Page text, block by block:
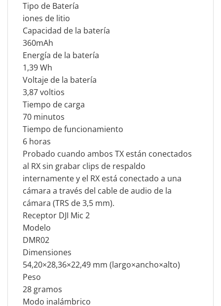
Tipo de Batería
iones de litio
Capacidad de la batería
360mAh
Energía de la batería
1,39 Wh
Voltaje de la batería
3,87 voltios
Tiempo de carga
70 minutos
Tiempo de funcionamiento
6 horas
Probado cuando ambos TX están conectados
al RX sin grabar clips de respaldo
internamente y el RX está conectado a una
cámara a través del cable de audio de la
cámara (TRS de 3,5 mm).
Receptor DJI Mic 2
Modelo
DMR02
Dimensiones
54,20×28,36×22,49 mm (largo×ancho×alto)
Peso
28 gramos
Modo inalámbrico